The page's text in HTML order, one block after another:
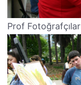
Prof Fotoğrafçılar